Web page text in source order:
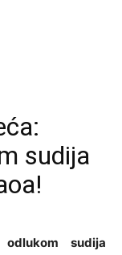
sudija
sudija